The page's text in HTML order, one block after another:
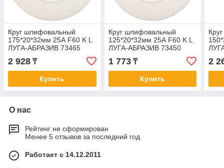
Круг шлифовальный
175*20*32мм 25А F60 K L
ЛУГА-АБРАЗИВ 73465
2 928 ₸
Купить
Круг шлифовальный
125*20*32мм 25А F60 K L
ЛУГА-АБРАЗИВ 73450
1 773₸
Купить
2
О нас
Рейтинг не сформирован
Менее 5 отзывов за последний год
Работает с 14.12.2011